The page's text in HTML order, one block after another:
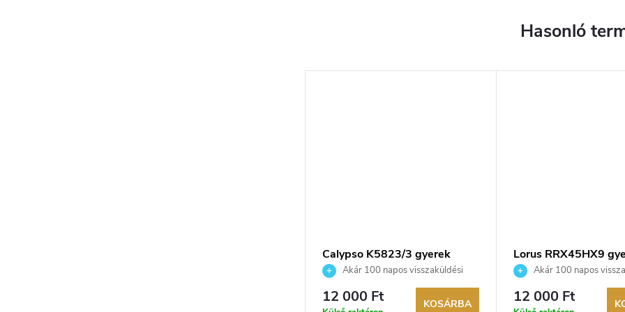
Calypso K5823/3 gyerek
karóraAkár 100 napos visszaküldési
lehetőség. Hivatalos márkakereskedő.
12 000 Ft KOSÁRBA
Lorus RRX45HX9
karóraAkár 100 napos
lehetőség. Hivatalos
12 000 Ft